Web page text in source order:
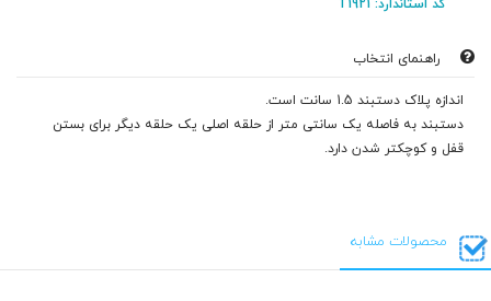
کد استاندارد: T1921
راهنمای انتخاب
اندازه پلاک دستبند 1.5 سانت است.
دستبند به فاصله یک سانتی متر از حلقه اصلی یک حلقه دیگر برای بستن
قفل و کوچکتر شدن دارد.
محصولات مشابه